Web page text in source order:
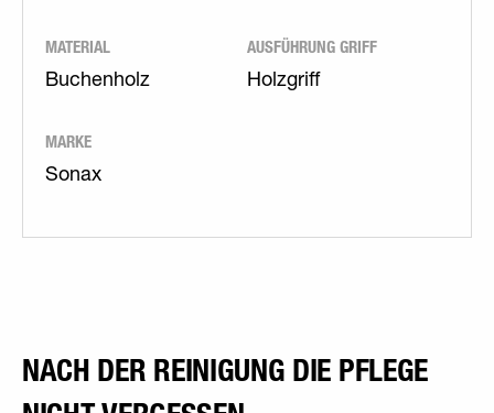
MATERIAL
Buchenholz
AUSFÜHRUNG GRIFF
Holzgriff
MARKE
Sonax
NACH DER REINIGUNG DIE PFLEGE